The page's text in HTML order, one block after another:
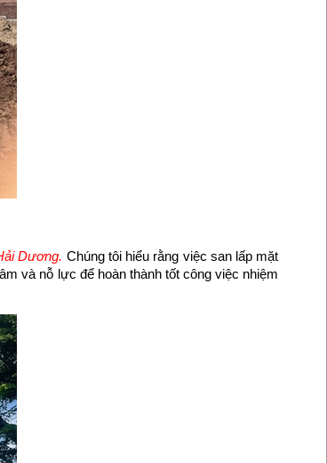
Dương. Chúng tôi hiểu rằng việc san lấp mặt
và nỗ lực để hoàn thành tốt công việc nhiệm